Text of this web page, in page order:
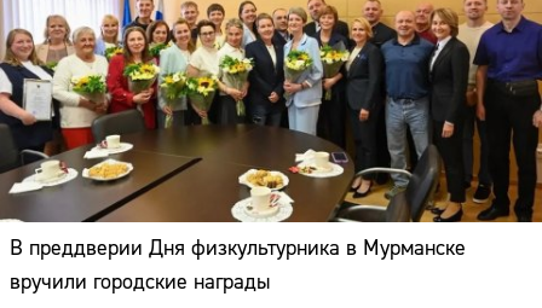
В преддверии Дня физкультурника в Мурманске
вручили городские награды